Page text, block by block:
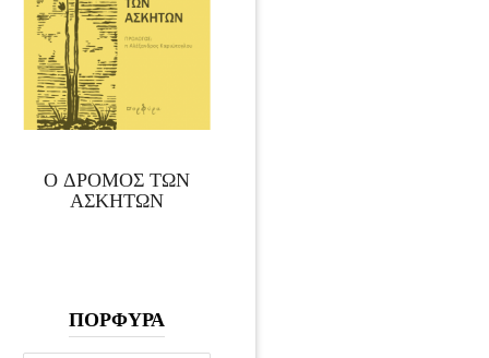
Ο ΔΡΟΜΟΣ ΤΩΝ
ΑΣΚΗΤΩΝ
ΠΟΡΦΥΡΑ